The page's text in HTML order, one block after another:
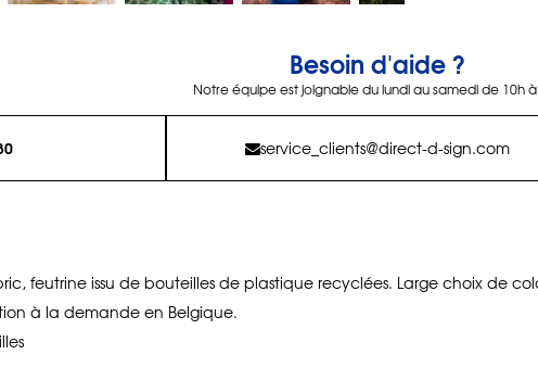
Besoin d'aide ?
Notre équipe est joignable du lundi au samedi de 10h
service_clients@direct-d-sign.com
feutrine issu de bouteilles de plastique recyclées. Large choix de
à la demande en Belgique.